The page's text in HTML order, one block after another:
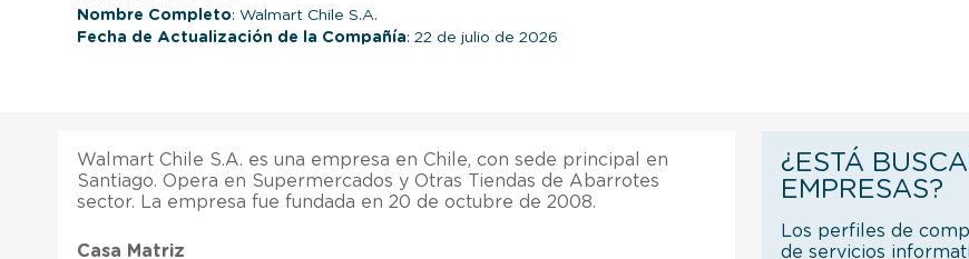
Nombre Completo: Walmart Chile S.A.
Fecha de Actualización de la Compañía: 22 de julio de 2026
Walmart Chile S.A. es una empresa en Chile, con sede principal en
Santiago. Opera en Supermercados y Otras Tiendas de Abarrotes
sector. La empresa fue fundada en 20 de octubre de 2008.
Casa Matriz
¿ESTÁ
EMPRESAS?
Los perfiles de
de servicios